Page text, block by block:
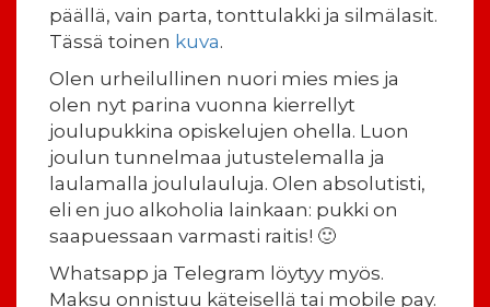
päällä, vain parta, tonttulakki ja silmälasit.
Tässä toinen kuva.
Olen urheilullinen nuori mies mies ja
olen nyt parina vuonna kierrellyt
joulupukkina opiskelujen ohella. Luon
joulun tunnelmaa jutustelemalla ja
laulamalla joululauluja. Olen absolutisti,
eli en juo alkoholia lainkaan: pukki on
saapuessaan varmasti raitis! 🙂
Whatsapp ja Telegram löytyy myös.
Maksu onnistuu käteisellä tai mobile pay.